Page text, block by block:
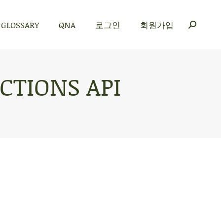
GLOSSARY QNA 로그인 회원가입
API
로그인 회원가입